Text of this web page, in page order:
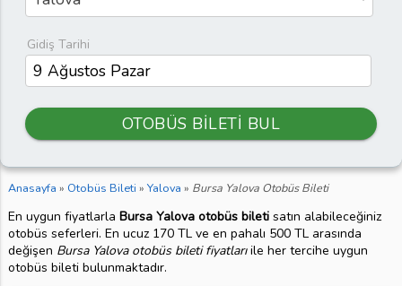
Gidiş Tarihi
OTOBÜS BİLETİ BUL
Anasayfa » Otobüs Bileti » Yalova » Bursa Yalova Otobüs Bileti
En uygun fiyatlarla Bursa Yalova otobüs biletisatın alabileceğiniz
otobüs seferleri. En ucuz 170 TL ve en pahalı 500 TL arasında
değişen Bursa Yalova otobüs bileti fiyatlarıile her tercihe uygun
otobüs bileti bulunmaktadır.